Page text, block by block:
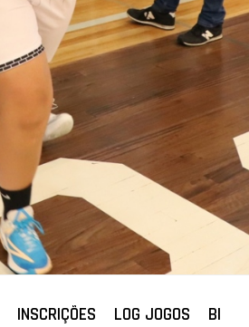
INSCRIÇÕES LOG JOGOS